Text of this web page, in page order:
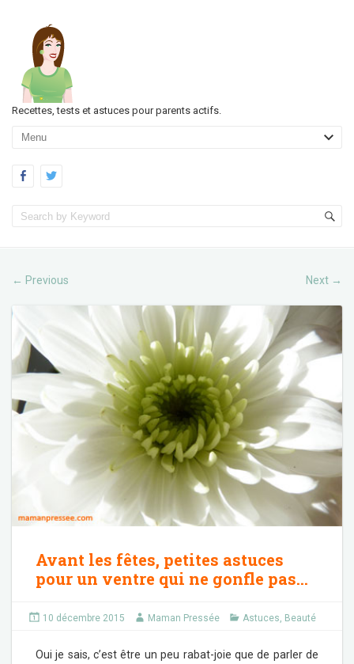
Recettes, tests et astuces pour parents actifs.
← Previous Next →
Avant les fêtes, petites astuces
pour un ventre qui ne gonfle pas…
10 décembre 2015 Maman Pressée Astuces, Beauté
Oui je sais, c’est être un peu rabat-joie que de parler de